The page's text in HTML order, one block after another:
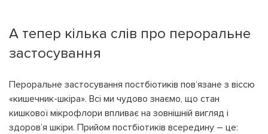
А тепер кілька слів про пероральне
застосування
Пероральне застосування постбіотиків пов’язане з віссю
«кишечник-шкіра». Всі ми чудово знаємо, що стан
кишкової мікрофлори впливає на зовнішній вигляд і
здоров’я шкіри. Прийом постбіотиків всередину – це: